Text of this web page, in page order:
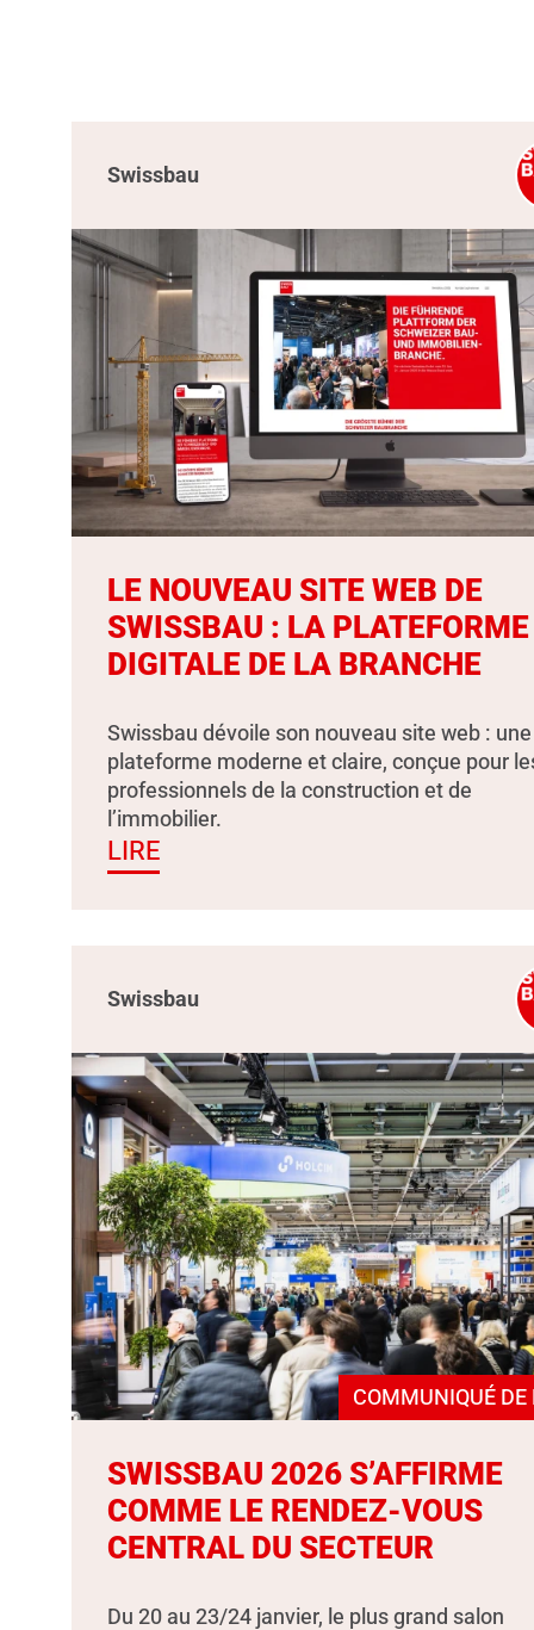
Swissbau
LE NOUVEAU SITE WEB DE
SWISSBAU : LA PLATEFORME
DIGITALE DE LA BRANCHE
Swissbau dévoile son nouveau site web : une
plateforme moderne et claire, conçue pour
professionnels de la construction et de
l’immobilier.
LIRE
Swissbau
COMMUNIQUÉ DE
SWISSBAU 2026 S’AFFIRME
COMME LE RENDEZ-VOUS
CENTRAL DU SECTEUR
Du 20 au 23/24 janvier, le plus grand salon